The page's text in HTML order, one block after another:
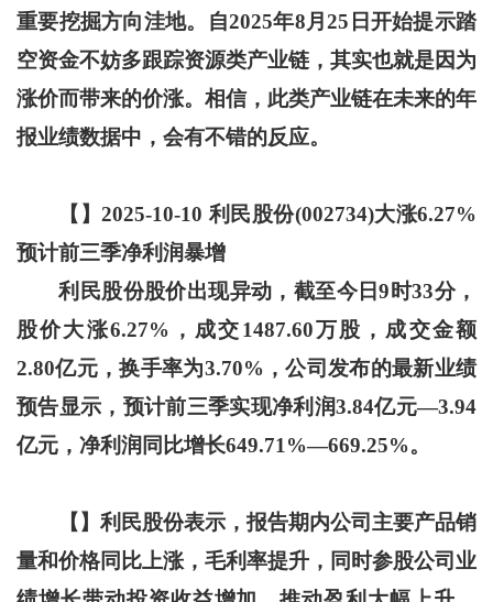
重要挖掘方向洼地。自2025年8月25日开始提示踏
空资金不妨多跟踪资源类产业链，其实也就是因为
涨价而带来的价涨。相信，此类产业链在未来的年
报业绩数据中，会有不错的反应。
【】2025-10-10 利民股份(002734)大涨6.27%
预计前三季净利润暴增
利民股份股价出现异动，截至今日9时33分，
股价大涨6.27%，成交1487.60万股，成交金额
2.80亿元，换手率为3.70%，公司发布的最新业绩
预告显示，预计前三季实现净利润3.84亿元—3.94
亿元，净利润同比增长649.71%—669.25%。
【】 利民股份表示，报告期内公司主要产品销
量和价格同比上涨，毛利率提升，同时参股公司业